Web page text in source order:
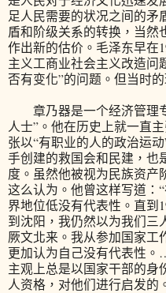
足人民需要的状况之间的矛
盾和阶级关系的转换，当然
作出新的估价。毛泽东早在
主义工商业社会主义改造问
否有变化”的问题。但当时
章乃器是一个经济管理
人士”。他在历史上就一直
张以“有职业的人的政治运
手创建的救国会和民建，也
度。虽然他被视为民族资产
这么认为。他曾这样写道：
界地位低没有代表性。直到
到沈阳，我仍然以为我们三
厥文北来。我从参加国家工
更加认为自己没有代表性
主观上总是以国家干部的身
人资格，对他们进行启发的